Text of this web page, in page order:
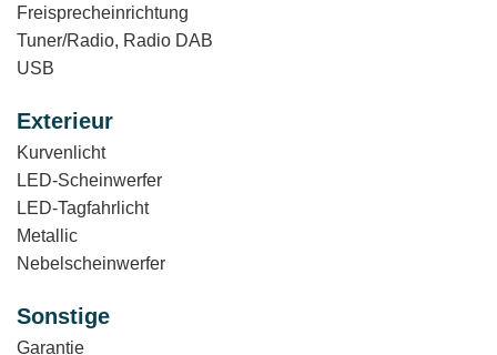
Freisprecheinrichtung
Tuner/Radio, Radio DAB
USB
Exterieur
Kurvenlicht
LED-Scheinwerfer
LED-Tagfahrlicht
Metallic
Nebelscheinwerfer
Sonstige
Garantie